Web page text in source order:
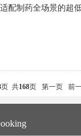
配制药全场景的超
页 共168页 第一页 前